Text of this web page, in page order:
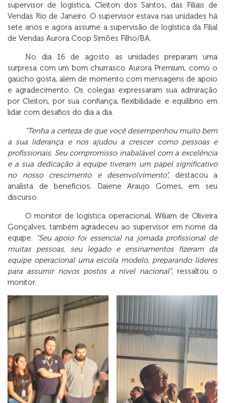
supervisor de logística, Cleiton dos Santos, das Filiais de
Vendas Rio de Janeiro. O supervisor estava nas unidades há
sete anos e agora assume a supervisão de logística da Filial
de Vendas Aurora Coop Simões Filho/BA.
No dia 16 de agosto as unidades preparam uma
surpresa com um bom churrasco Aurora Premium, como o
gaúcho gosta, além de momento com mensagens de apoio
e agradecimento. Os colegas expressaram sua admiração
por Cleiton, por sua confiança, flexibilidade e equilíbrio em
lidar com desafios do dia a dia.
“Tenha a certeza de que você desempenhou muito bem
a sua liderança e nos ajudou a crescer como pessoas e
profissionais. Seu compromisso inabalável com a excelência
e a sua dedicação à equipe tiveram um papel significativo
no nosso crescimento e desenvolvimento”,destacou a
analista de benefícios, Daiene Araujo Gomes, em seu
discurso.
O monitor de logística operacional, Wiliam de Oliveira
Gonçalves, também agradeceu ao supervisor em nome da
equipe.
“Seu apoio foi essencial na jornada profissional de
muitas pessoas, seu legado e ensinamentos fizeram da
equipe operacional uma escola modelo, preparando líderes
para assumir novos postos a nível nacional”, ressaltou o
monitor.